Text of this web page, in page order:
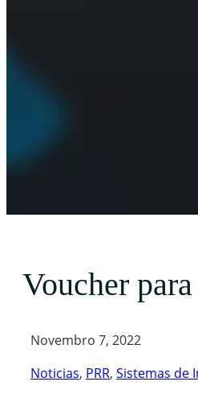
Voucher
Novembro 7, 2022
Noticias, PRR, Sistemas de